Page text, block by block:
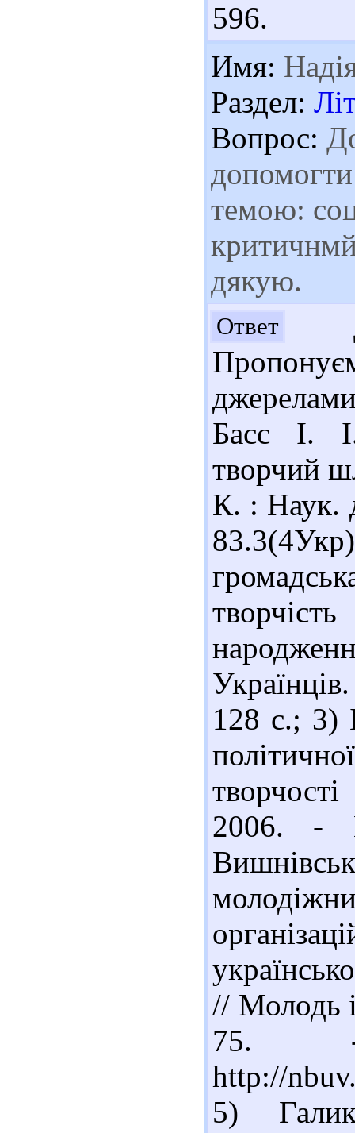
596.
Имя:
Раздел:
Вопрос:
допомогти
темою:
критичнмй
дякую.
Ответ
Басс І.
творчий
К. : Наук.
128 с.; 3)
2006.
// Молодь
75. -
http://
5)